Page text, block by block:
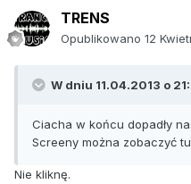
TRENS
Opublikowano 12
W dniu 11.04.2013 o
Ciacha w końcu dopadły
Screeny można zobaczyć
Nie kliknę.